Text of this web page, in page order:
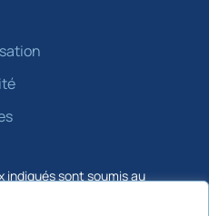
indiqués sont soumis au